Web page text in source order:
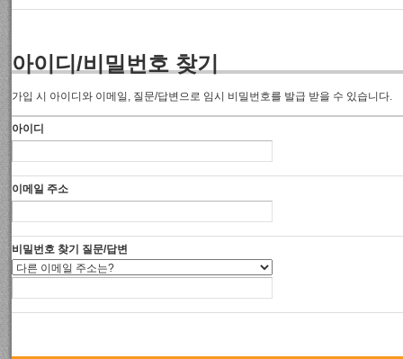
아이디/비밀번호 찾기
가입 시 아이디와 이메일, 질문/답변으로 임시 비밀번호를 발급 받을 수 있습니다.
아이디
이메일 주소
비밀번호 찾기 질문/답변